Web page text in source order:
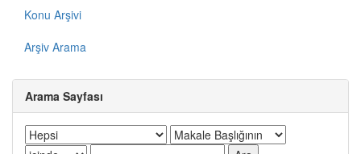
Konu Arşivi
Arşiv Arama
Arama Sayfası